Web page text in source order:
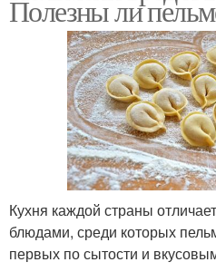
Полезны ли
Кухня каждой страны
блюдами, среди которых
первых по сытости и